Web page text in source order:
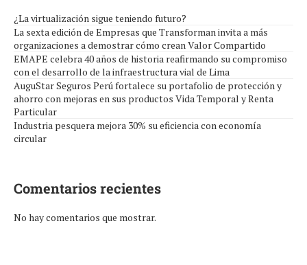
¿La virtualización sigue teniendo futuro?
La sexta edición de Empresas que Transforman invita a más
organizaciones a demostrar cómo crean Valor Compartido
EMAPE celebra 40 años de historia reafirmando su compromiso
con el desarrollo de la infraestructura vial de Lima
AuguStar Seguros Perú fortalece su portafolio de protección y
ahorro con mejoras en sus productos Vida Temporal y Renta
Particular
Industria pesquera mejora 30% su eficiencia con economía
circular
Comentarios recientes
No hay comentarios que mostrar.